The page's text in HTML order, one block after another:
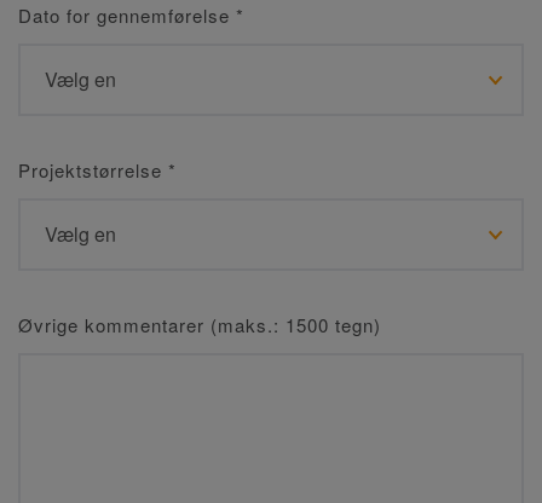
Dato for gennemførelse *
Projektstørrelse *
Øvrige kommentarer (maks.: 1500 tegn)